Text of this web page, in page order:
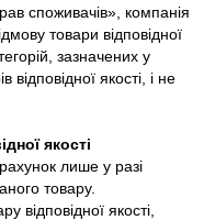
споживачів», компанія
товари відповідної
зазначених у
якості, і не
якості
лише у разі
товару.
відповідної якості,